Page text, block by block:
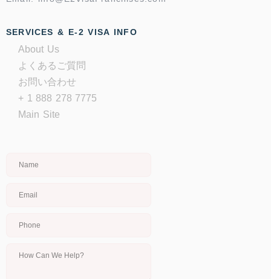
SERVICES & E-2 VISA INFO
About Us
よくあるご質問
お問い合わせ
+ 1 888 278 7775
Main Site